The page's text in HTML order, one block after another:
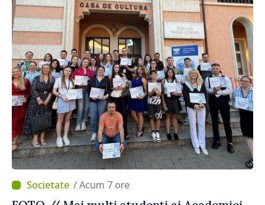
/ Acum 7 ore